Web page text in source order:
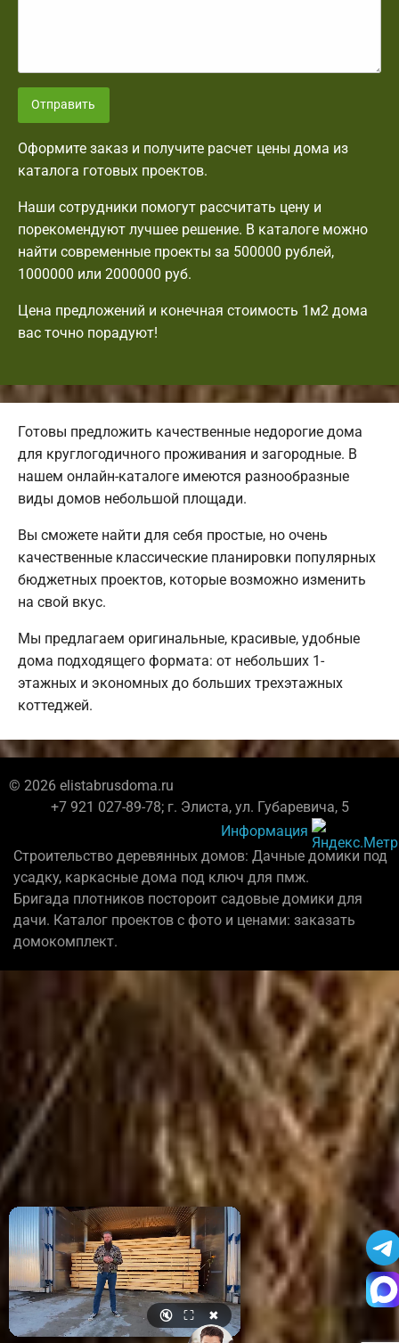
Отправить
Оформите заказ и получите расчет цены дома из
каталога готовых проектов.
Наши сотрудники помогут рассчитать цену и
порекомендуют лучшее решение. В каталоге можно
найти современные проекты за 500000 рублей,
1000000 или 2000000 руб.
Цена предложений и конечная стоимость 1м2 дома
вас точно порадуют!
Готовы предложить качественные недорогие дома
для круглогодичного проживания и загородные. В
нашем онлайн-каталоге имеются разнообразные
виды домов небольшой площади.
Вы сможете найти для себя простые, но очень
качественные классические планировки популярных
бюджетных проектов, которые возможно изменить
на свой вкус.
Мы предлагаем оригинальные, красивые, удобные
дома подходящего формата: от небольших 1-
этажных и экономных до больших трехэтажных
коттеджей.
© 2026 elistabrusdoma.ru
+7 921 027-89-78; г. Элиста, ул. Губаревича, 5
Информация
Строительство деревянных домов: Дачные домики под
усадку, каркасные дома под ключ для пмж.
Бригада плотников постороит садовые домики для
дачи. Каталог проектов с фото и ценами: заказать
домокомплект.
🔇 ⛶ ✖